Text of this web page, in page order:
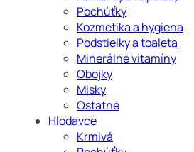
Pochúťky
Kozmetika a hygiena
Podstielky a toaleta
Minerálne vitamíny
Obojky
Misky
Ostatné
Hlodavce
Krmivá